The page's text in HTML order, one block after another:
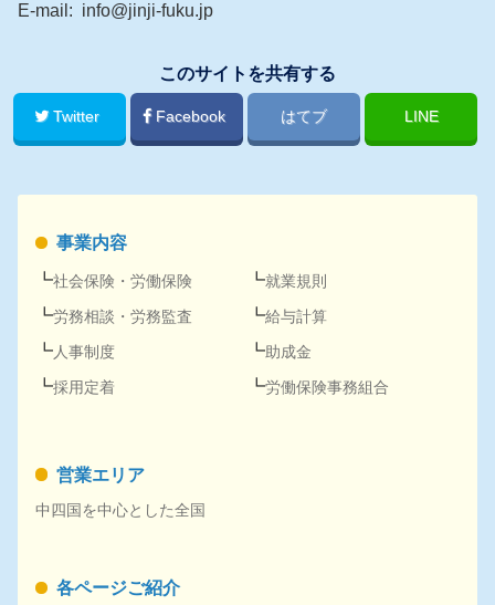
E-mail
info@jinji-fuku.jp
このサイトを共有する
Twitter Facebook はてブ LINE
事業内容
社会保険 ・ 労働保険
労務相談・ 労務監査
人事制度
採用定着
就業規則
給与計算
助成金
労働保険事務組合
営業エリア
中四国を中心とした全国
各ページご紹介